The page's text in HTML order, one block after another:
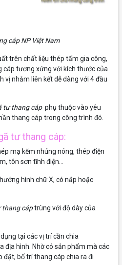
cáp NP Việt Nam
trên chất liệu thép tấm gia công,
tương xứng với kích thước của
vị nhằm liên kết dễ dàng với 4 đầu
tư thang cáp phụ thuộc vào yêu
thang cáp trong công trình đó.
tư thang cáp:
mạ kẽm nhúng nóng, thép điện
tôn sơn tĩnh điện…
hình chữ X, có nắp hoặc
thang cáptrùng với độ dày của
tại các vị trí cần chia
địa hình. Nhờ có sản phẩm mà các
đặt, bố trí thang cáp chia ra đi